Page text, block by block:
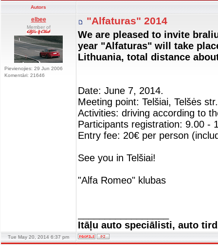
Autors
elbee
Member of
Pievienojies: 29 Jun 2006
Komentāri: 21646
"Alfaturas" 2014
​We are pleased to invite
year "Alfaturas" will take
Lithuania, total distance
Date: June 7, 2014.
Meeting point: Telšiai, Telšės
Activities: driving according to
Participants registration: 9.00 -
Entry fee: 20€ per person
See you in Telšiai!
"Alfa Romeo" klubas
Itāļu auto speciālisti, auto
Tue May 20, 2014 6:37 pm